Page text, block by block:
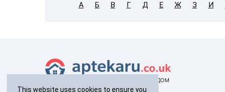
This website uses cookies to ensure you
А Б В Г Д Е Ж З И
здоровье с доставкой на дом